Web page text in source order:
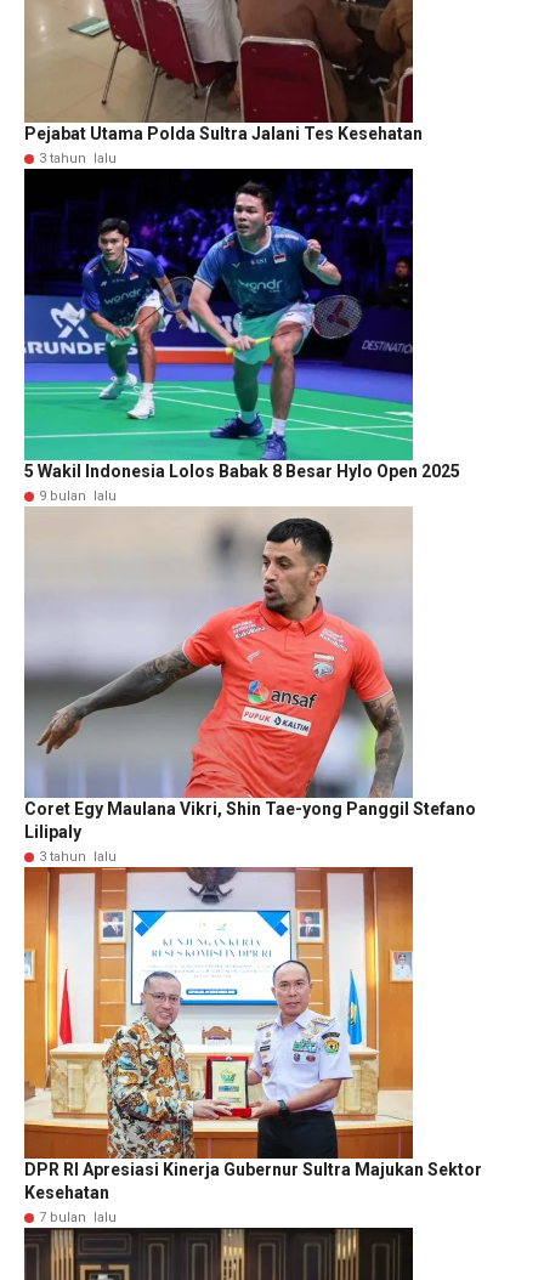
Pejabat Utama Polda Sultra Jalani Tes Kesehatan
3 tahun lalu
5 Wakil Indonesia Lolos Babak 8 Besar Hylo Open 2025
9 bulan lalu
Coret Egy Maulana Vikri, Shin Tae-yong Panggil Stefano
Lilipaly
3 tahun lalu
DPR RI Apresiasi Kinerja Gubernur Sultra Majukan Sektor
Kesehatan
7 bulan lalu